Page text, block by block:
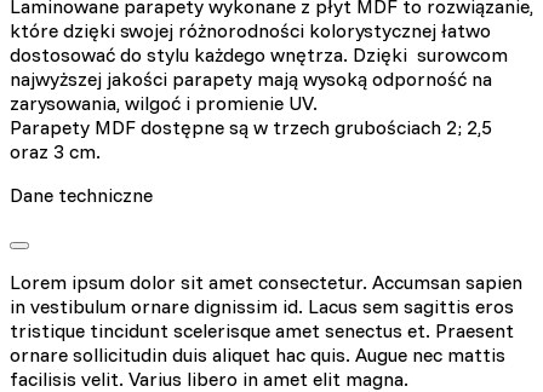
Laminowane parapety wykonane z płyt MDF to rozwiązanie,
które dzięki swojej różnorodności kolorystycznej łatwo
dostosować do stylu każdego wnętrza. Dzięki surowcom
najwyższej jakości parapety mają wysoką odporność na
zarysowania, wilgoć i promienie UV.
Parapety MDF dostępne są w trzech grubościach 2; 2,5
oraz 3 cm.
Dane techniczne
Lorem ipsum dolor sit amet consectetur. Accumsan sapien
in vestibulum ornare dignissim id. Lacus sem sagittis eros
tristique tincidunt scelerisque amet senectus et. Praesent
ornare sollicitudin duis aliquet hac quis. Augue nec mattis
facilisis velit. Varius libero in amet elit magna.